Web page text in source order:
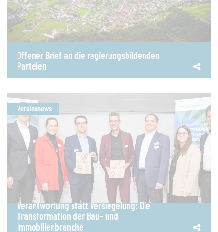
Offener Brief an die regierungsbildenden
Parteien
Vereinsnews
Verantwortung statt Versiegelung: Die
Transformation der Bau- und
Immobilienbranche